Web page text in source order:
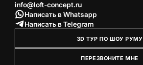
info@loft-concept.ru
Написать в Whatsapp
Написать в Telegram
3D ТУР ПО ШОУ РУМУ
ПЕРЕЗВОНИТЕ МНЕ